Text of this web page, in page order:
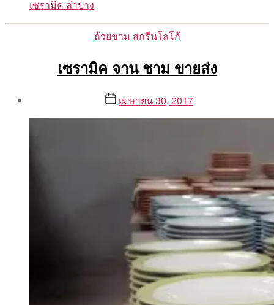
เซรามิค ลำปาง
Categories
ถ้วยชาม สกรีนโลโก้
เซรามิค จาน ชาม ขายส่ง
Postเมษายน 30, 2017